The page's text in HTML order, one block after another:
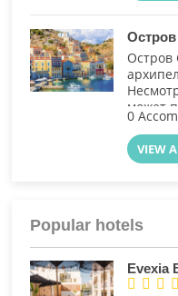
может
0
VIEW
Popular hotels
Evexia



